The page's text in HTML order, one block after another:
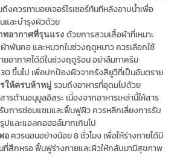
งควรทามอยเจอร์ไรเซอร์ทันทีหลังอาบน้ำเพื่อ
และบำรุงผิวด้วย
พอากาศที่รุนแรง ด้วยการสวมเสื้อผ้าที่เหมาะ
าพันคอ และหมวกในช่วงฤดูหนาว ควรเลือกใช้
ยอากาศได้ดีในช่วงฤดูร้อน อย่าลืมทาครีม
ขึ้นไป เพื่อปกป้องผิวจากรังสียูวีที่เป็นอันตราย
ให้ครบห้าหมู่ รวมถึงอาหารที่อุดมไปด้วย
ารต้านอนุมูลอิสระ เนื่องจากอาหารเหล่านี้ให้สาร
บการซ่อมแซมและฟื้นฟูผิว ควรหลีกเลี่ยงการรับ
ปและแอลกอฮอล์มากเกินไป
อ ควรนอนอย่างน้อย 8 ชั่วโมง เพื่อให้ร่างกายได้มี
ที่สึกหรอ ฟื้นฟูร่างกายและผิวให้กลับมามีสุขภาพ